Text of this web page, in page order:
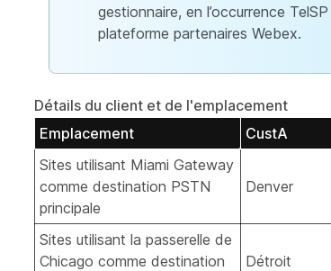
gestionnaire, en l’occurrence
plateforme partenaires Webex.
Détails du client et de l'emplacement
Emplacement
CustA
Sites utilisant Miami Gateway
comme destination PSTN
principale
Denver
Sites utilisant la passerelle de
Chicago comme destination
Détroit